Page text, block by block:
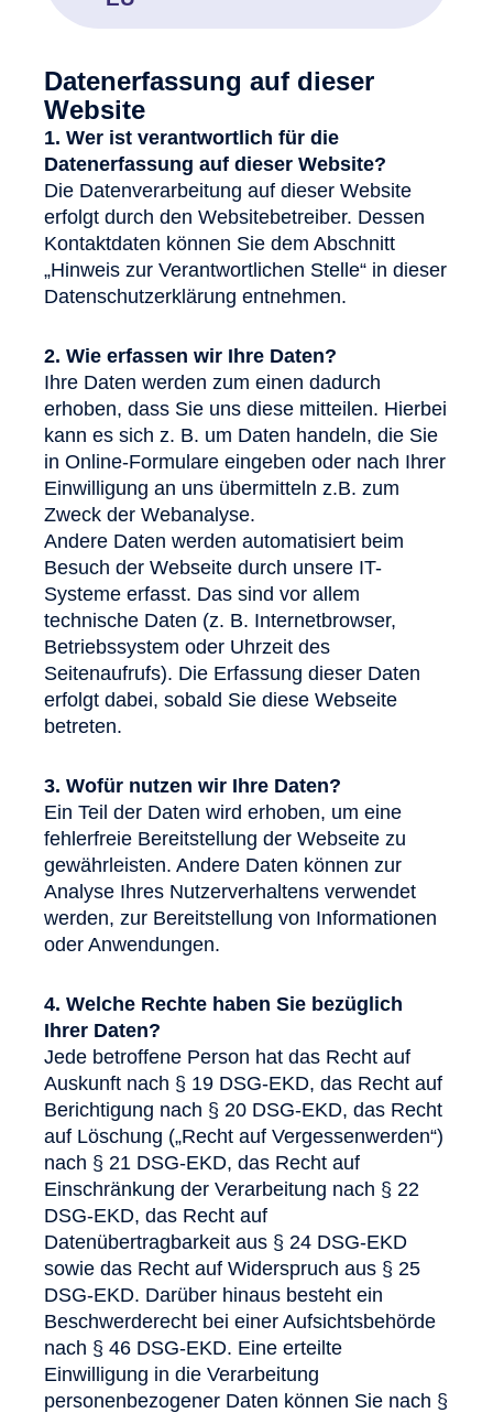
Datenerfassung auf dieser
Website
1. Wer ist verantwortlich für die
Datenerfassung auf dieser Website?
Die Datenverarbeitung auf dieser Website
erfolgt durch den Websitebetreiber. Dessen
Kontaktdaten können Sie dem Abschnitt
„Hinweis zur Verantwortlichen Stelle“ in dieser
Datenschutzerklärung entnehmen.
2. Wie erfassen wir Ihre Daten?
Ihre Daten werden zum einen dadurch
erhoben, dass Sie uns diese mitteilen. Hierbei
kann es sich z. B. um Daten handeln, die Sie
in Online-Formulare eingeben oder nach Ihrer
Einwilligung an uns übermitteln z.B. zum
Zweck der Webanalyse.
Andere Daten werden automatisiert beim
Besuch der Webseite durch unsere IT-
Systeme erfasst. Das sind vor allem
technische Daten (z. B. Internetbrowser,
Betriebssystem oder Uhrzeit des
Seitenaufrufs). Die Erfassung dieser Daten
erfolgt dabei, sobald Sie diese Webseite
betreten.
3. Wofür nutzen wir Ihre Daten?
Ein Teil der Daten wird erhoben, um eine
fehlerfreie Bereitstellung der Webseite zu
gewährleisten. Andere Daten können zur
Analyse Ihres Nutzerverhaltens verwendet
werden, zur Bereitstellung von Informationen
oder Anwendungen.
4. Welche Rechte haben Sie bezüglich
Ihrer Daten?
Jede betroffene Person hat das Recht auf
Auskunft nach § 19 DSG-EKD, das Recht auf
Berichtigung nach § 20 DSG-EKD, das Recht
auf Löschung („Recht auf Vergessenwerden“)
nach § 21 DSG-EKD, das Recht auf
Einschränkung der Verarbeitung nach § 22
DSG-EKD, das Recht auf
Datenübertragbarkeit aus § 24 DSG-EKD
sowie das Recht auf Widerspruch aus § 25
DSG-EKD. Darüber hinaus besteht ein
Beschwerderecht bei einer Aufsichtsbehörde
nach § 46 DSG-EKD. Eine erteilte
Einwilligung in die Verarbeitung
personenbezogener Daten können Sie nach §